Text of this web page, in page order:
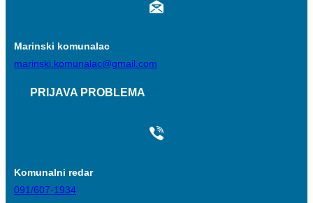
Marinski komunalac
marinski.komunalac@gmail.com
PRIJAVA PROBLEMA
Komunalni redar
091/607-1934